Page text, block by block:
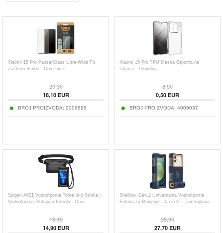
Xiaomi 15 Pro PanzerGlass Ultra-Wide Fit
Zaštitno Staklo - Crne Ivice
20,30
18,10EUR
BROJ PROIZVODA: 2006895
Xiaomi 15 Pro TPU Maska Otporna na
Udarce - Providna
8,50
0,50EUR
BROJ PROIZVODA: 4009037
Spigen A621 Vodootporna Torba oko Struka i
Vodootporna Plutajuća Futrola - Crna
18,10
14,90EUR
Shellbox Gen.2 Univerzalna Vodootporna
Futrola za Ronjenje - 4.7-6.8" - Tamnoplava
28,90
27,70EUR